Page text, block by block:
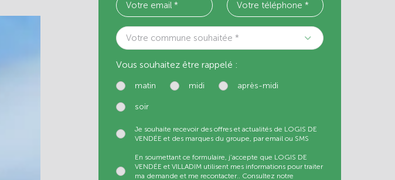
Votre commune souhaitée *
Vous souhaitez être rappelé :
matin midi après-midi
soir
Je souhaite recevoir des offres et actualités de LOGIS DE
VENDÉE et des marques du groupe, par email ou SMS
En soumettant ce formulaire, j’accepte que LOGIS DE
VENDÉE et VILLADIM utilisent mes informations pour traiter
ma demande et me recontacter.. Consultez notre